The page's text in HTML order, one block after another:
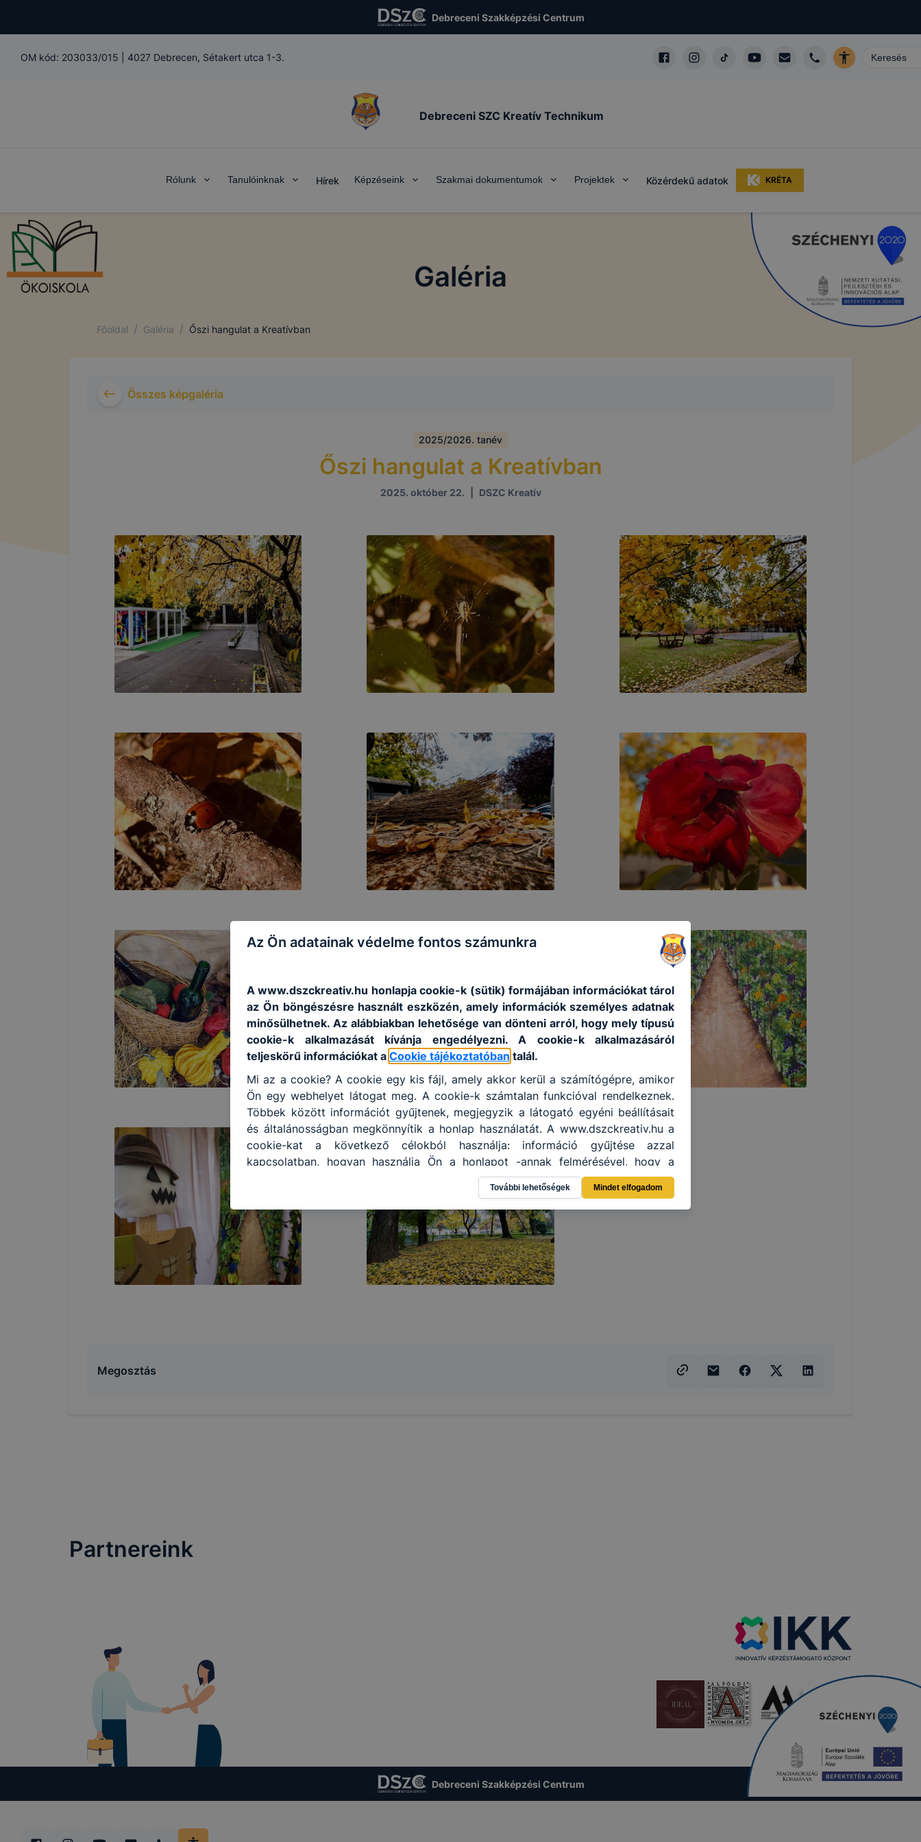
Debreceni Szakképzési Centrum
OM kód: 203033/015 4027 Debrecen, Sétakert utca 1-3.
Debreceni SZC Kreatív Technikum
Rólunk Tanulóinknak Hírek Képzéseink Szakmai dokumentumok Projektek Közérdekű adatok KRÉTA
Galéria
Főoldal / Galéria / Őszi hangulat a Kreatívban
Összes képgaléria
2025/2026. tanév
Őszi hangulat a Kreatívban
2025. október 22. DSZC Kreatív
Megosztás
Partnereink
Debreceni Szakképzési Centrum
Az Ön adatainak védelme fontos számunkra
A www.dszckreativ.hu honlapja cookie-k (sütik) formájában információkat tárol
az Ön böngészésre használt eszközén, amely információk személyes adatnak
minősülhetnek. Az alábbiakban lehetősége van dönteni arról, hogy mely típusú
cookie-k alkalmazását kívánja engedélyezni. A cookie-k alkalmazásáról
teljeskörű információkat a Cookie tájékoztatóban talál.
Mi az a cookie? A cookie egy kis fájl, amely akkor kerül a számítógépre, amikor
Ön egy webhelyet látogat meg. A cookie-k számtalan funkcióval rendelkeznek.
Többek között információt gyűjtenek, megjegyzik a látogató egyéni beállításait
és általánosságban megkönnyítik a honlap használatát. A www.dszckreativ.hu a
cookie-kat a következő célokból használja: információ gyűjtése azzal
kapcsolatban, hogyan használja Ön a honlapot -annak felmérésével, hogy a
honlap melyik részeit látogatja, vagy használja leginkább, így megtudhatjuk,
hogyan biztosítsunk Önnek még jobb felhasználói élményt, ha ismét meglátogatja
oldalunkat, honlap fejlesztése. Hogyan ellenőrizheti és hogyan tudja kikapcsolni a
cookie-kat? Minden modern böngésző engedélyezi a cookie-k beállításának a
változtatását. A legtöbb böngésző alapértelmezettként automatikusan elfogadja
a cookie-kat, de ezek általában megváltoztathatók. Felhívjuk figyelmét, hogy
mivel a cookie-k célja honlapunk használhatóságának és folyamatainak
További lehetőségek Mindet elfogadom